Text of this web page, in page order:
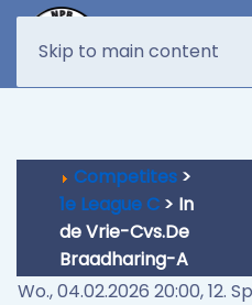
Skip to main content
Competites >
1e League C > In
de Vrie-Cvs.De
Braadharing-A
Wo., 04.02.2026 20:00, 12.